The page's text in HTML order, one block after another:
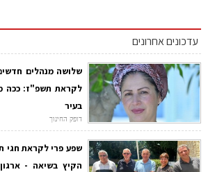
עדכונים אחרונים
שלושה מנהלים
לקראת תשפ"ז: ככה
בעיר
דופק החינוך
שפע פרי לקראת חגי
הקיץ בשיאה -